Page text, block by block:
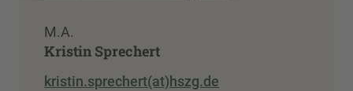
M.A.
Kristin Sprechert
kristin.sprechert(at)hszg.de